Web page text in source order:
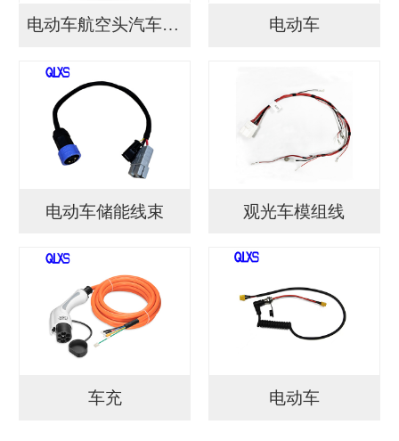
电动车航空头汽车连接... 电动车
电动车储能线束 观光车模组线
车充 电动车